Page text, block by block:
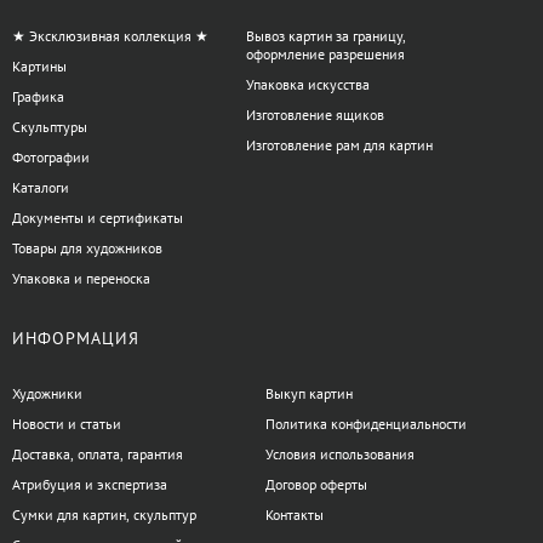
уголки с защитной прокладкой. В магазине АртДом
консультанты помогут подобрать вариант в соответствии с
требованиями творческого процесса, учитывая специфику и
формат работ.
Есть вопросы по категории Картонные
уголки?
+38 063 247 8102 +38 063 247 8102
★ Эксклюзивная коллекция ★
Картины
Графика
Скульптуры
Фотографии
Каталоги
Документы и сертификаты
Товары для художников
Упаковка и переноска
Вывоз картин за границу,
оформление разрешения
Упаковка искусства
Изготовление ящиков
Изготовление рам для картин
ИНФОРМАЦИЯ
Художники
Новости и статьи
Доставка, оплата, гарантия
Атрибуция и экспертиза
Сумки для картин, скульптур
Выкуп картин
Политика конфиденциальности
Условия использования
Договор оферты
Контакты